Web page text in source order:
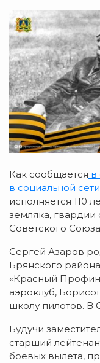
Как сообщается в
в социальной
исполняется 110
земляка, гвардии
Советского
Сергей Азаров
Брянского
«Красный
аэроклуб,
школу пилотов. В
Будучи
старший
боевых вылета,